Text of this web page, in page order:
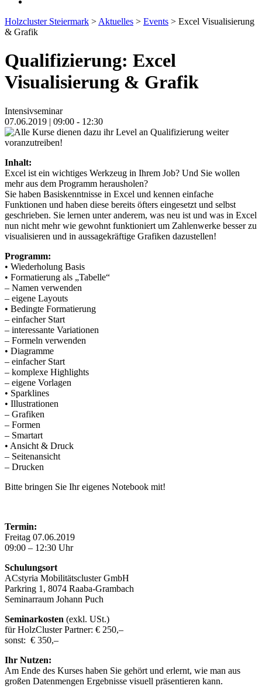
Holzcluster Steiermark > Aktuelles > Events > Excel Visualisierung
& Grafik
Qualifizierung: Excel
Visualisierung & Grafik
Intensivseminar
07.06.2019 | 09:00 - 12:30
Inhalt:
Excel ist ein wichtiges Werkzeug in Ihrem Job? Und Sie wollen
mehr aus dem Programm herausholen?
Sie haben Basiskenntnisse in Excel und kennen einfache
Funktionen und haben diese bereits öfters eingesetzt und selbst
geschrieben. Sie lernen unter anderem, was neu ist und was in Excel
nun nicht mehr wie gewohnt funktioniert um Zahlenwerke besser zu
visualisieren und in aussagekräftige Grafiken dazustellen!
Programm:
• Wiederholung Basis
• Formatierung als „Tabelle“
– Namen verwenden
– eigene Layouts
• Bedingte Formatierung
– einfacher Start
– interessante Variationen
– Formeln verwenden
• Diagramme
– einfacher Start
– komplexe Highlights
– eigene Vorlagen
• Sparklines
• Illustrationen
– Grafiken
– Formen
– Smartart
• Ansicht & Druck
– Seitenansicht
– Drucken
Bitte bringen Sie Ihr eigenes Notebook mit!
Termin:
Freitag 07.06.2019
09:00 – 12:30 Uhr
Schulungsort
ACstyria Mobilitätscluster GmbH
Parkring 1, 8074 Raaba-Grambach
Seminarraum Johann Puch
Seminarkosten (exkl. USt.)
für HolzCluster Partner: € 250,–
sonst: € 350,–
Ihr Nutzen:
Am Ende des Kurses haben Sie gehört und erlernt, wie man aus
großen Datenmengen Ergebnisse visuell präsentieren kann.